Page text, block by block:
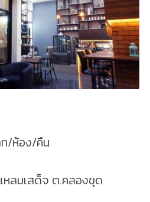
/ห้อง/คืน
ลมเสด็จ ต.คลองขุด